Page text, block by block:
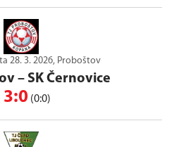
28. 3. 2026, Proboštov
– SK Černovice
3:0 (0:0)